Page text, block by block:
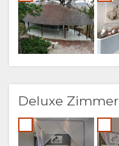
(SIMPLIFIED)
CHINESE
(TRADITIONAL)
ENGLISCH
Deluxe Zimmer